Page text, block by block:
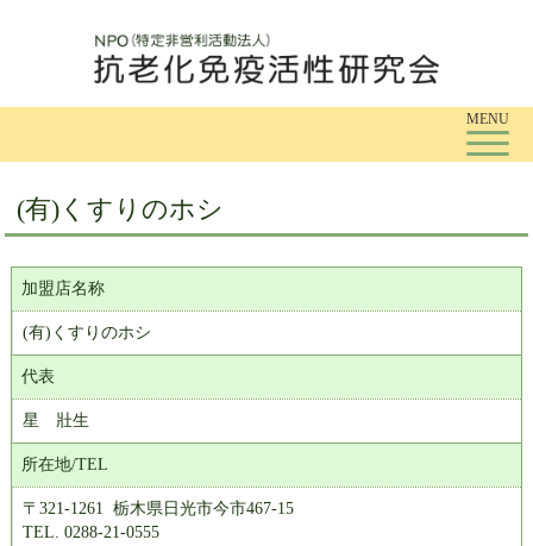
MENU
(有)くすりのホシ
加盟店名称
(有)くすりのホシ
代表
星 壯生
所在地/TEL
〒321-1261 栃木県日光市今市467-15
TEL. 0288-21-0555